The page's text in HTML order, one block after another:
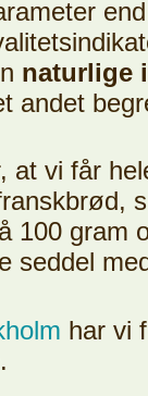
naturlige
andet
at vi får
100 gram
seddel
har vi